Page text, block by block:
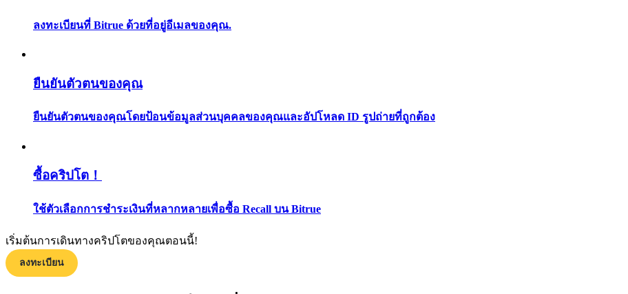
ข้อมูล
แนะนำ
คู่มือเริ่มต้นฟิวเจอร์ส
ลงทะเบียนที่ Bitrue ด้วยที่อยู่อีเมลของคุณ.
ยืนยันตัวตนของคุณ
ยืนยันตัวตนของคุณโดยป้อนข้อมูลส่วนบุคคลของคุณและอัปโหลด ID รูปถ่ายที่ถูกต้อง
ซื้อคริปโต！
ใช้ตัวเลือกการชำระเงินที่หลากหลายเพื่อซื้อ Recall บน Bitrue
เริ่มต้นการเดินทางคริปโตของคุณตอนนี้!
ลงทะเบียน